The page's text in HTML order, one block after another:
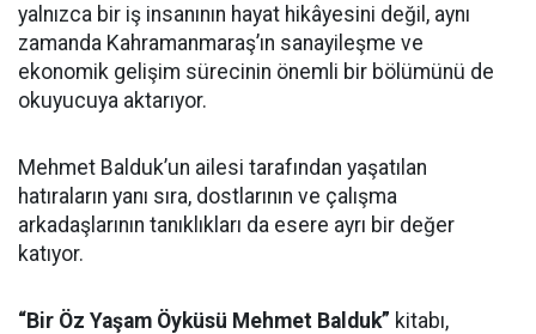
yalnızca bir iş insanının hayat hikâyesini değil, aynı
zamanda Kahramanmaraş’ın sanayileşme ve
ekonomik gelişim sürecinin önemli bir bölümünü de
okuyucuya aktarıyor.
Mehmet Balduk’un ailesi tarafından yaşatılan
hatıraların yanı sıra, dostlarının ve çalışma
arkadaşlarının tanıklıkları da esere ayrı bir değer
katıyor.
“Bir Öz Yaşam Öyküsü Mehmet Balduk” kitabı,